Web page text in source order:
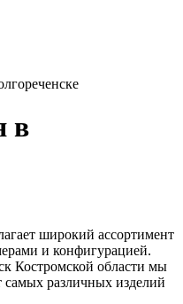
в
широкий ассортимент
и конфигурацией.
Костромской области мы
самых различных изделий